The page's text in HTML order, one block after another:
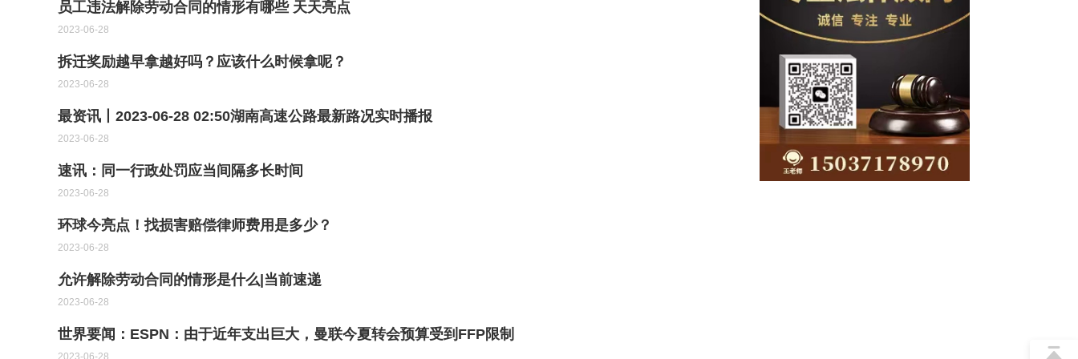
员工违法解除劳动合同的情形有哪些 天天亮点
2023-06-28
拆迁奖励越早拿越好吗？应该什么时候拿呢？
2023-06-28
最资讯丨2023-06-28 02:50湖南高速公路最新路况实时播报
2023-06-28
速讯：同一行政处罚应当间隔多长时间
2023-06-28
环球今亮点！找损害赔偿律师费用是多少？
2023-06-28
允许解除劳动合同的情形是什么|当前速递
2023-06-28
世界要闻：ESPN：由于近年支出巨大，曼联今夏转会预算受到FFP限制
2023-06-28